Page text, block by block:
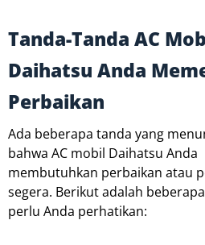
Tanda-Tanda AC
Daihatsu Anda
Perbaikan
Ada beberapa tanda yang
bahwa AC mobil Daihatsu Anda
membutuhkan perbaikan atau
segera. Berikut adalah
perlu Anda perhatikan: